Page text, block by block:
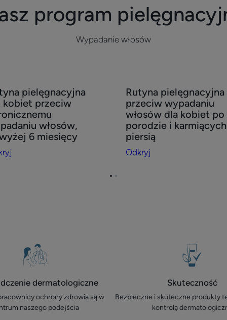
program
Wypadanie włosów
pielęgnacyjna
kobiet przeciw
włosów,
6 miesięcy
Rutyna
pielęgnacyjna
przeciw
wypadaniu
włosów
Rutyna pielęgnacyjna
przeciw wypadaniu
włosów dla kobiet po
porodzie i karmiących
piersią
Odkryj
Przejdź
Przejdź
dermatologiczne
ochrony zdrowia są w
naszego podejścia
Skuteczność
Bezpieczne i skuteczne produkty
kontrolą